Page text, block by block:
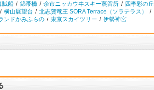
船 / 錦帯橋 / 余市ニッカウヰスキー蒸留所 / 四季彩の丘
/ 横山展望台 / 北志賀竜王 SORA Terrace（ソラテラス）
/
ンドかみふらの / 東京スカイツリー / 伊勢神宮